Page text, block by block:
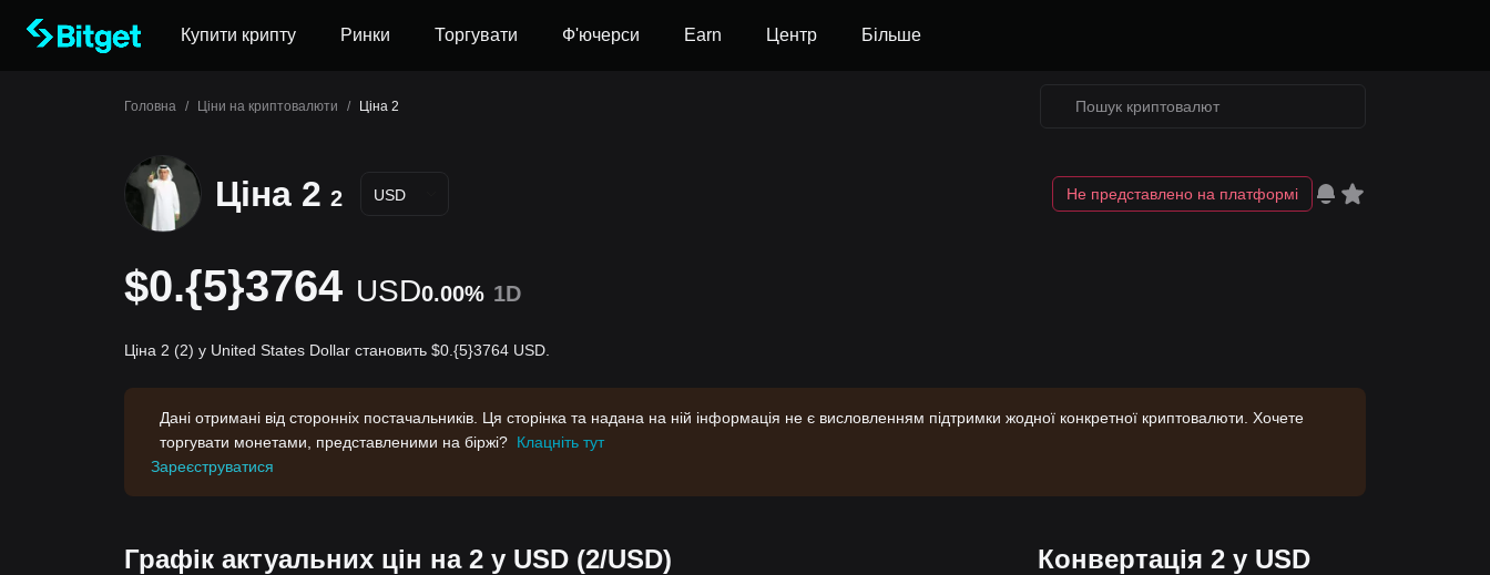
Купити крипту Ринки Торгувати Ф'ючерси Earn Центр Більше
Головна / Ціни на криптовалюти / Ціна 2
Ціна 2 2 USD Не представлено на платформі
$0.{5}3764 USD0.00% 1D
Ціна 2 (2) у United States Dollar становить $0.{5}3764 USD.
Дані отримані від сторонніх постачальників. Ця сторінка та надана на ній інформація не є висловленням підтримки жодної конкретної криптовалюти. Хочете
торгувати монетами, представленими на біржі? Клацніть тут
Зареєструватися
Графік актуальних цін на 2 у USD (2/USD) Конвертація 2 у USD